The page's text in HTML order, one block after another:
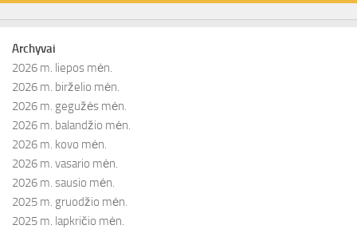
Archyvai
2026 m. liepos mėn.
2026 m. birželio mėn.
2026 m. gegužės mėn.
2026 m. balandžio mėn.
2026 m. kovo mėn.
2026 m. vasario mėn.
2026 m. sausio mėn.
2025 m. gruodžio mėn.
2025 m. lapkričio mėn.